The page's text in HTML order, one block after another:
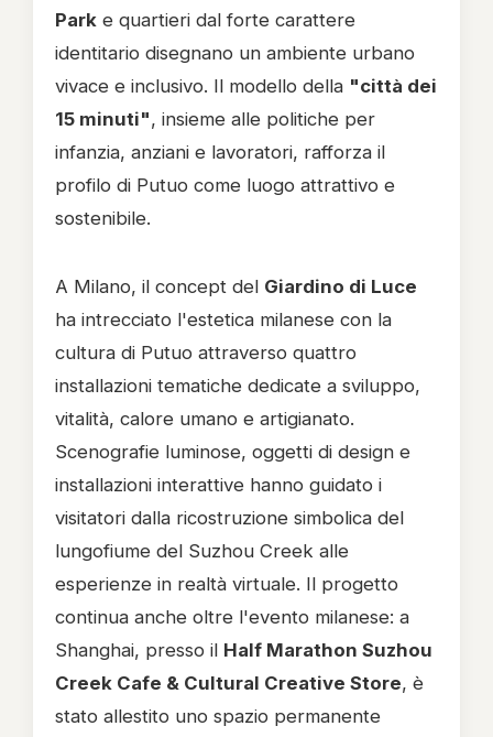
Park e quartieri dal forte carattere
identitario disegnano un ambiente urbano
vivace e inclusivo. Il modello della "città dei
15 minuti", insieme alle politiche per
infanzia, anziani e lavoratori, rafforza il
profilo di Putuo come luogo attrattivo e
sostenibile.
A Milano, il concept del Giardino di Luce
ha intrecciato l'estetica milanese con la
cultura di Putuo attraverso quattro
installazioni tematiche dedicate a sviluppo,
vitalità, calore umano e artigianato.
Scenografie luminose, oggetti di design e
installazioni interattive hanno guidato i
visitatori dalla ricostruzione simbolica del
lungofiume del Suzhou Creek alle
esperienze in realtà virtuale. Il progetto
continua anche oltre l'evento milanese: a
Shanghai, presso il Half Marathon Suzhou
Creek Cafe & Cultural Creative Store, è
stato allestito uno spazio permanente